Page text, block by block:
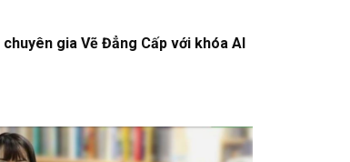
gia Vẽ Đẳng Cấp với khóa AI